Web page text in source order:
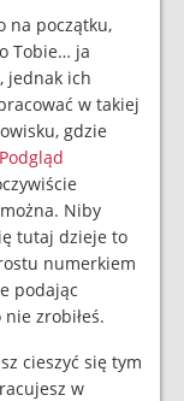
na początku,
Tobie… ja
jednak ich
w takiej
gdzie
Podgląd
Niby
tutaj dzieje to
numerkiem
podając
zrobiłeś.
cieszyć się tym
w